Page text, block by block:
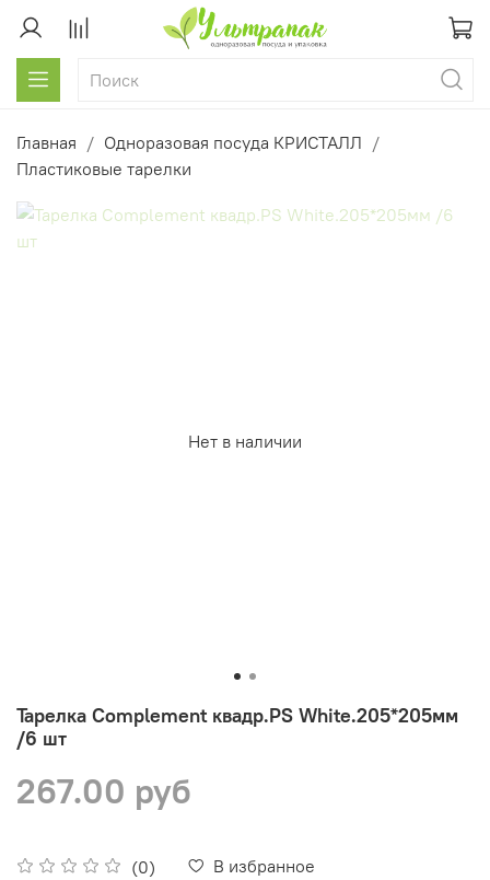
Главная
Одноразовая посуда КРИСТАЛЛ
Пластиковые тарелки
Нет в наличии
Тарелка Complement квадр.PS White.205*205мм
/6 шт
(0) В избранное
267.00 руб